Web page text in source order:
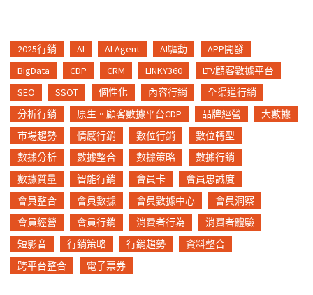
2025行銷 AI AI Agent AI驅動
APP開發
BigData
CDP CRM LINKY360
LTV顧客數據平台
SEO
SSOT 個性化 內容行銷
全渠道行銷
分析行銷
原生。顧客數據平台CDP 品牌經營
大數據
市場趨勢
情感行銷 數位行銷
數位轉型
數據分析
數據整合 數據策略
數據行銷
數據質量
智能行銷 會員卡
會員忠誠度
會員整合
會員數據 會員數據中心
會員洞察
會員經營
會員行銷 消費者行為
消費者體驗
短影音
行銷策略 行銷趨勢
資料整合
跨平台整合
電子票券